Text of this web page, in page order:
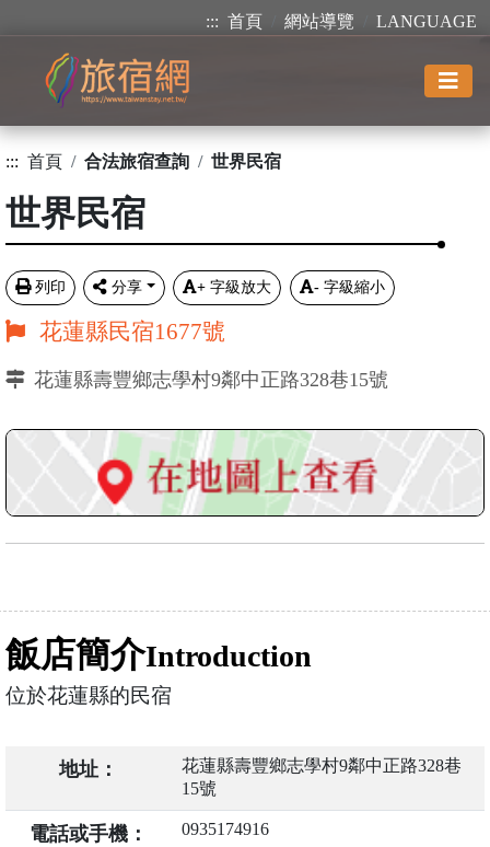
::: 首頁 網站導覽 LANGUAGE
::: 首頁 合法旅宿查詢 世界民宿
世界民宿
列印 分享 + 字級放大 - 字級縮小
花蓮縣民宿1677號
花蓮縣壽豐鄉志學村9鄰中正路328巷15號
飯店簡介Introduction
位於花蓮縣的民宿
地址：
花蓮縣壽豐鄉志學村9鄰中正路328巷
15號
電話或手機： 0935174916